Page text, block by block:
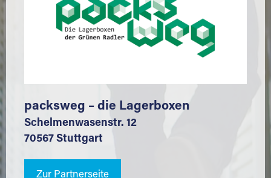
packsweg – die Lagerboxen
Schelmenwasenstr. 12
70567 Stuttgart
Zur Partnerseite